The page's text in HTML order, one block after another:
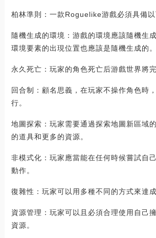
柏林準則：一款Roguelike游戲必須具備以
隨機生成的環境：游戲的環境應該隨機生
環境要素的出現位置也應該是隨機生成的。
永久死亡：玩家的角色死亡后游戲世界將完
回合制：顧名思義，在玩家不操作角色時
行。
地圖探索：玩家需要通過探索地圖新區域
的道具和更多的資源。
非模式化：玩家應當能在任何時候嘗試自
動作。
復雜性：玩家可以用多種不同的方式來達
資源管理：玩家可以且必須合理使用自己
資源。